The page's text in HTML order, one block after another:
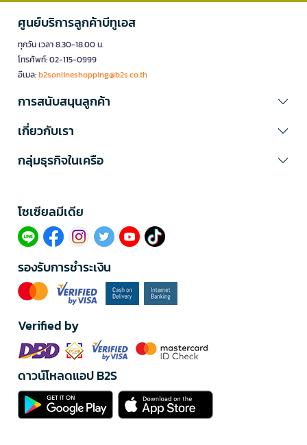
ศูนย์บริการลูกค้าบีทูเอส
ทุกวัน เวลา 8.30-18.00 น.
โทรศัพท์: 02-115-0999
อีเมล:b2sonlineshopping@b2s.co.th
การสนับสนุนลูกค้า
เกี่ยวกับเรา
กลุ่มธุรกิจในเครือ
โซเซียลมีเดีย​
รองรับการชำระเงิน
Verified by
ดาวน์โหลดแอป B2S